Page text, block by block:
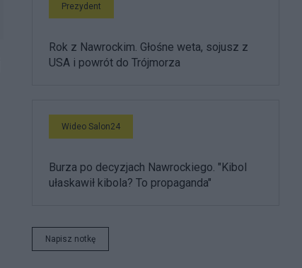
Prezydent
Rok z Nawrockim. Głośne weta, sojusz z
USA i powrót do Trójmorza
Wideo Salon24
Burza po decyzjach Nawrockiego. "Kibol
ułaskawił kibola? To propaganda"
Napisz notkę